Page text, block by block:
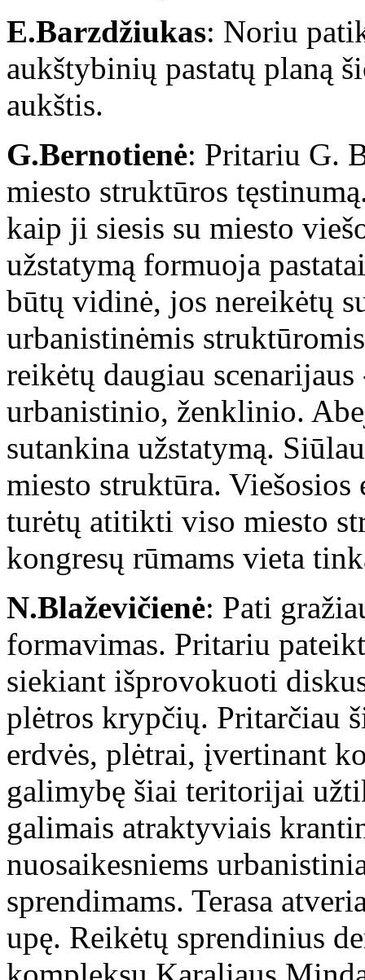
E.Barzdžiukas: Noriu
aukštybinių pastatų planą
aukštis.
G.Bernotienė: Pritariu G.
miesto struktūros
kaip ji siesis su miesto
užstatymą formuoja
būtų vidinė, jos nereikėtų
urbanistinėmis
reikėtų daugiau
urbanistinio, ženklinio.
sutankina užstatymą.
miesto struktūra. Viešosios
turėtų atitikti viso miesto
kongresų rūmams vieta
N.Blaževičienė: Pati
formavimas. Pritariu
siekiant išprovokuoti
plėtros krypčių. Pritarčiau
erdvės, plėtrai, įvertinant
galimybę šiai teritorijai
galimais atraktyviais
nuosaikesniems
sprendimams. Terasa
upę. Reikėtų sprendinius